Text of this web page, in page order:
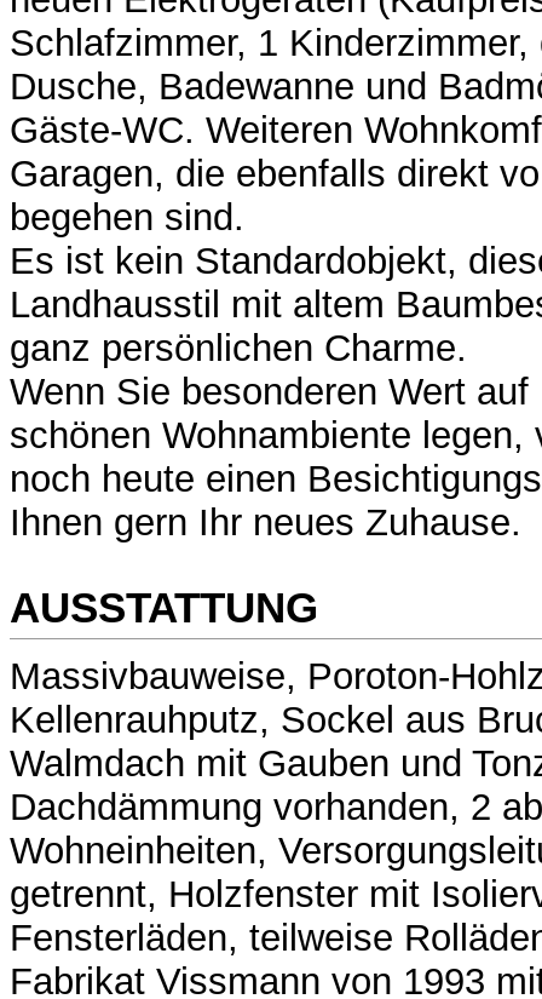
Schlafzimmer, 1
Dusche, Badewanne und
Gäste-WC. Weiteren
Garagen, die ebenfalls direkt
begehen sind.
Es ist kein Standardobjekt,
Landhausstil mit altem
ganz persönlichen Charme.
Wenn Sie besonderen Wert
schönen Wohnambiente legen,
noch heute einen
Ihnen gern Ihr neues Zuhause.
AUSSTATTUNG
Massivbauweise, Poroton-
Kellenrauhputz, Sockel aus
Walmdach mit Gauben und
Dachdämmung vorhanden, 2
Wohneinheiten,
getrennt, Holzfenster mit
Fensterläden, teilweise
Fabrikat Vissmann von 1993